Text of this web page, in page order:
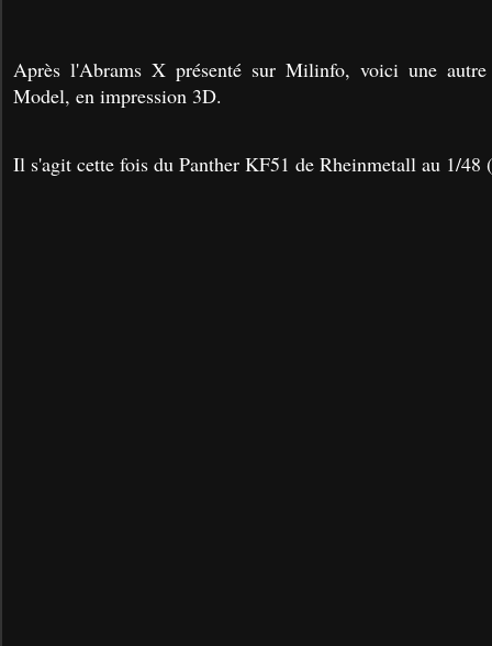
Après l'Abrams X présenté sur Milinfo, voici une
Model, en impression 3D.
Il s'agit cette fois du Panther KF51 de Rheinmetall au 1/